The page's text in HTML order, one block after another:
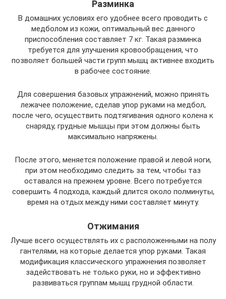
Разминка
В домашних условиях его удобнее всего проводить с
медболом из кожи, оптимальный вес данного
приспособления составляет 7 кг. Такая разминка
требуется для улучшения кровообращения, что
позволяет большей части групп мышц активнее входить
в рабочее состояние.
Для совершения базовых упражнений, можно принять
лежачее положение, сделав упор руками на медбол,
после чего, осуществить подтягивания одного колена к
снаряду, грудные мышцы при этом должны быть
максимально напряжены.
После этого, меняется положение правой и левой ноги,
при этом необходимо следить за тем, чтобы таз
оставался на прежнем уровне. Всего потребуется
совершить 4 подхода, каждый длится около полминуты,
время на отдых между ними составляет минуту.
Отжимания
Лучше всего осуществлять их с расположенными на полу
гантелями, на которые делается упор руками. Такая
модификация классического упражнения позволяет
задействовать не только руки, но и эффективно
развиваться группам мышц грудной области.